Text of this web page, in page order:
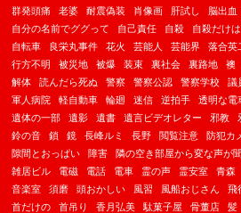
群発頭痛
老婆 耐震偽装 肖像画 肝試し 脳出血
自分の名前でググって
自己責任 自殺 自殺だけ
自転車
良栄丸事件 花火 芸能人 芸能界 落合英
行方不明
被災地 被爆 装束 裏社会 裏路地 襖
解体
読んだら死ぬ 警察 警察公認 警察学校 議
軍人病院
軽自動車 輪廻 迷信 逆拍手 透明な電
遺体の一部
遺影 遺書 遺言ビデオレター 邪教
鈴の音
鎖 鏡 長峰ルミ 長野 閲覧注意 防犯カ
隙間とおっぱい
障害 隣の空き部屋から変な声が
雑居ビル
電磁 電話 電車 霊の声 霊安室 青森
音楽室
須磨 頭おかしい 風習 風船おじさん 飛
首だけの
首吊り 香月弘美 駄菓子屋 骨董店 髪